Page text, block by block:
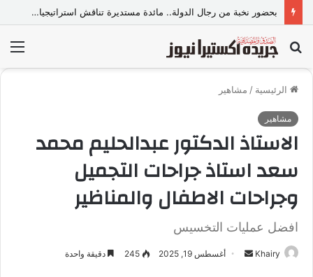
بحضور نخبة من رجال الدولة.. مائدة مستديرة تناقش استراتيجيات المواجهة القانونية لخطاب الكراهية والتطرف
بحث
عن
الرئيسية / مشاهير
مشاهير
الاستاذ الدكتور عبدالحليم محمد
سعد استاذ جراحات التجميل
وجراحات الاطفال والمناظير
افضل عمليات التخسيس
Khairy أغسطس 19, 2025 245 دقيقة واحدة